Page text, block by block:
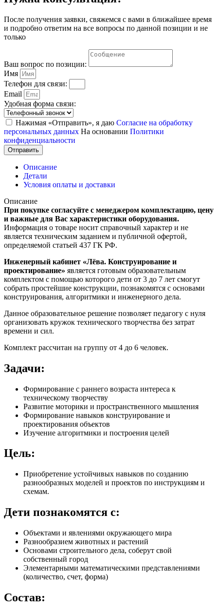
После получения заявки, свяжемся с вами в ближайшее время
и подробно ответим на все вопросы по данной позиции и не
только
Ваш вопрос по позиции:
Имя
Телефон для связи:
Email
Удобная форма связи:
Нажимая «Отправить», я даю Согласие на обработку
персональных данных На основании Политики
конфиденциальности
Отправить
Описание
Детали
Условия оплаты и доставки
Описание
При покупке согласуйте с менеджером комплектацию, цену
и важные для Вас характеристики оборудования.
Информация о товаре носит справочный характер и не
является техническим заданием и публичной офертой,
определяемой статьей 437 ГК РФ.
Инженерный кабинет «Лёва. Конструирование и
проектирование» является готовым образовательным
комплектом с помощью которого дети от 3 до 7 лет смогут
собрать простейшие конструкции, познакомятся с основами
конструирования, алгоритмики и инженерного дела.
Данное образовательное решение позволяет педагогу с нуля
организовать кружок технического творчества без затрат
времени и сил.
Комплект рассчитан на группу от 4 до 6 человек.
Задачи:
Формирование с раннего возраста интереса к
техническому творчеству
Развитие моторики и пространственного мышления
Формирование навыков конструирование и
проектирования объектов
Изучение алгоритмики и построения целей
Цель:
Приобретение устойчивых навыков по созданию
разнообразных моделей и проектов по инструкциям и
схемам.
Дети познакомятся c:
Объектами и явлениями окружающего мира
Разнообразием животных и растений
Основами строительного дела, соберут свой
собственный город
Элементарными математическими представлениями
(количество, счет, форма)
Состав: